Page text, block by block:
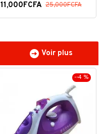
11,000FCFA 25,000FCFA
Voir plus
--4 %